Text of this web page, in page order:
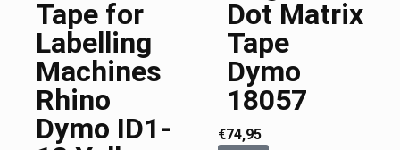
Tape for
Labelling
Machines
Rhino
Dymo ID1-
Dot Matrix
Tape
Dymo
18057
€74,95